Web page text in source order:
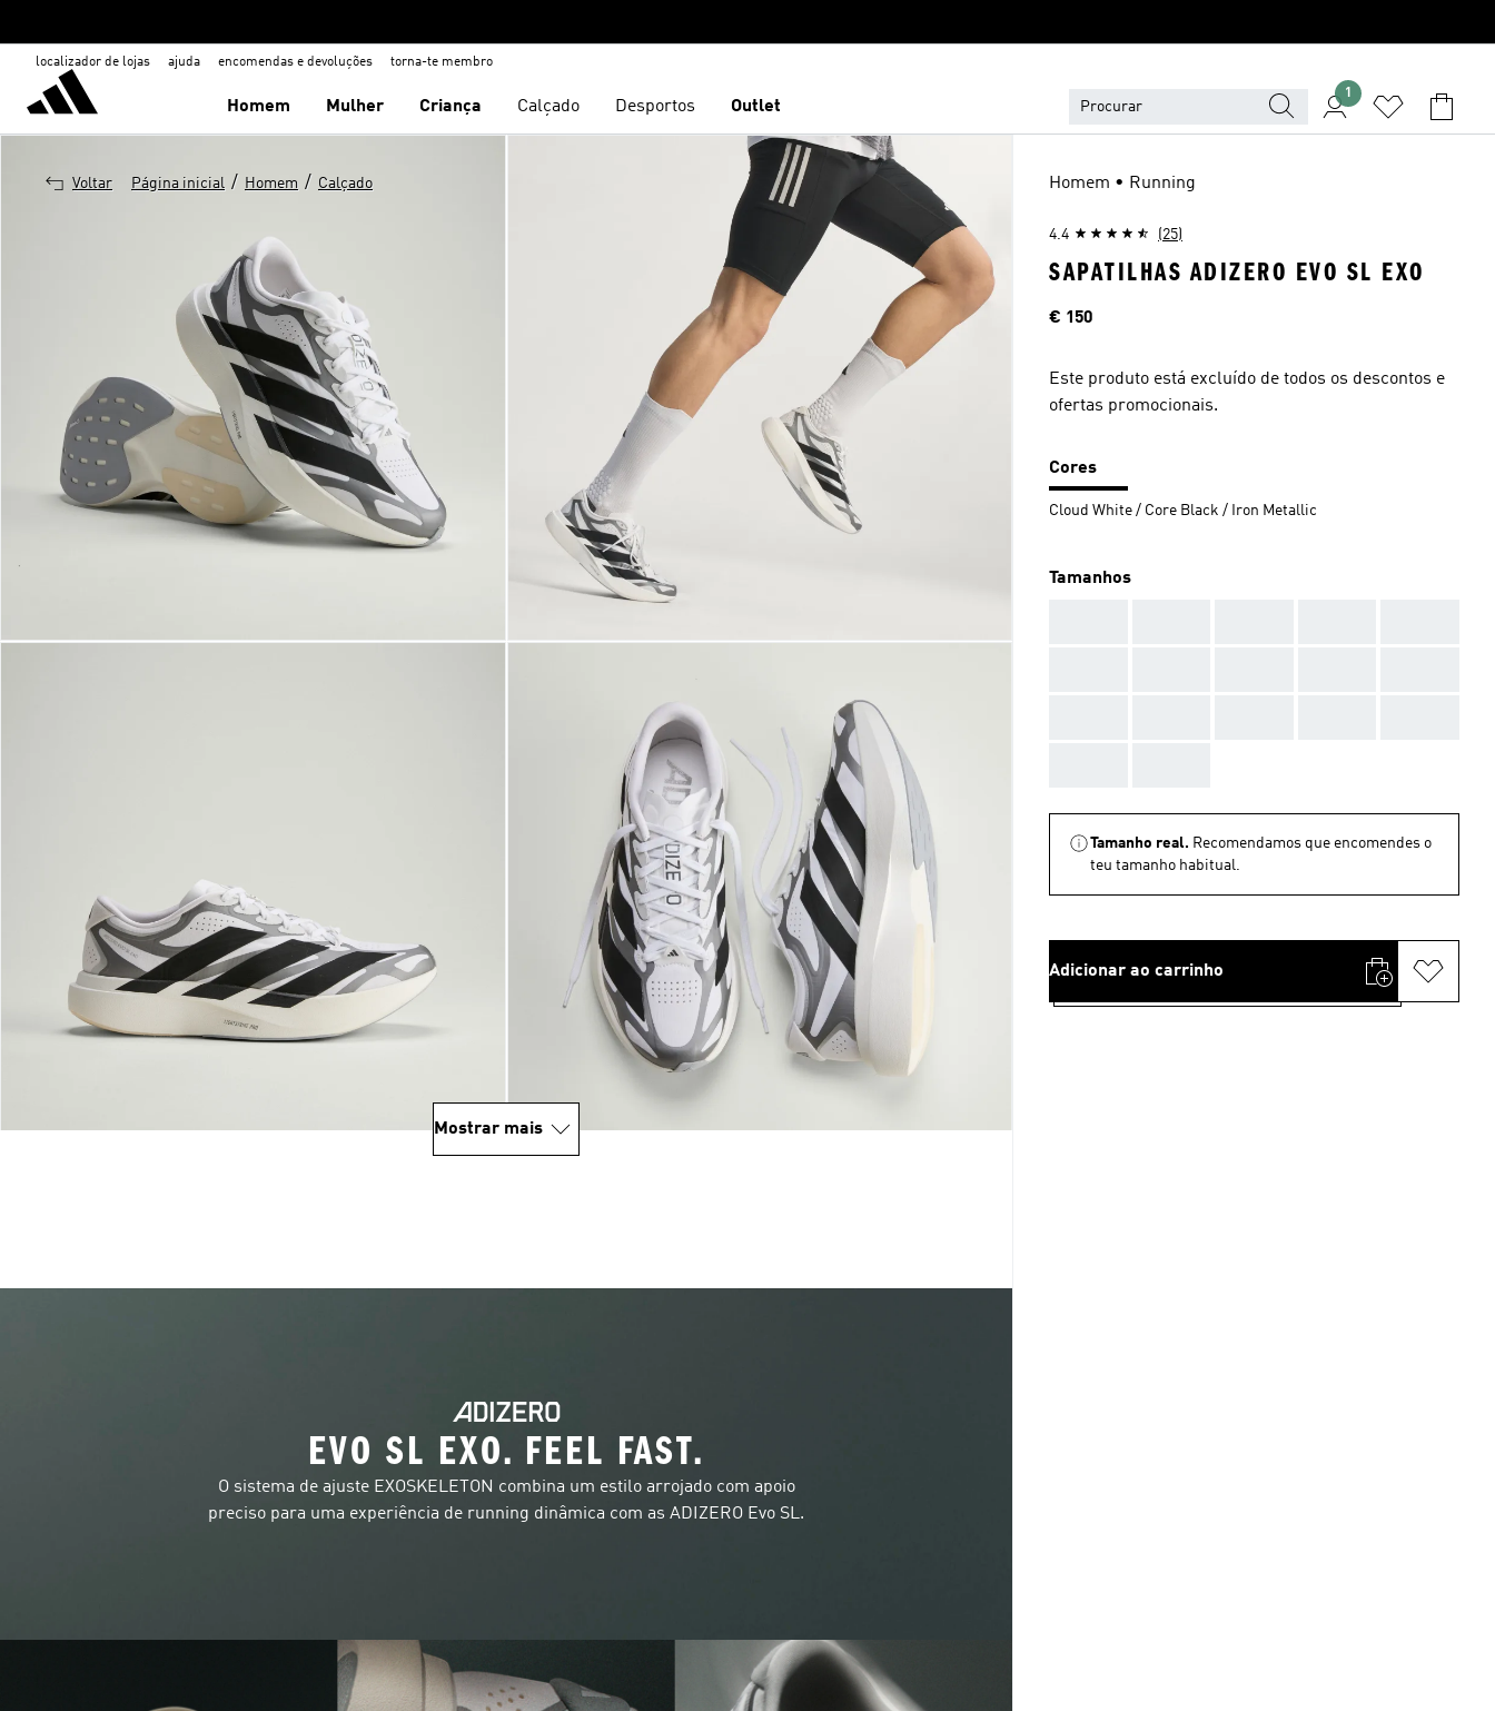
localizador de lojas ajuda encomendas e devoluções torna-te membro
Homem Mulher Criança Calçado Desportos Outlet
1
Voltar Página inicial / Homem / Calçado
Mostrar mais
EVO SL EXO. FEEL FAST.
O sistema de ajuste EXOSKELETON combina um estilo arrojado com apoio
preciso para uma experiência de running dinâmica com as ADIZERO Evo SL.
Homem • Running
4.4 (25)
SAPATILHAS ADIZERO EVO SL EXO
Preço
€ 150
Este produto está excluído de todos os descontos e
ofertas promocionais.
Cores
Cloud White / Core Black / Iron Metallic
Tamanhos
Tamanho real. Recomendamos que encomendes o
teu tamanho habitual.
Adicionar ao carrinho